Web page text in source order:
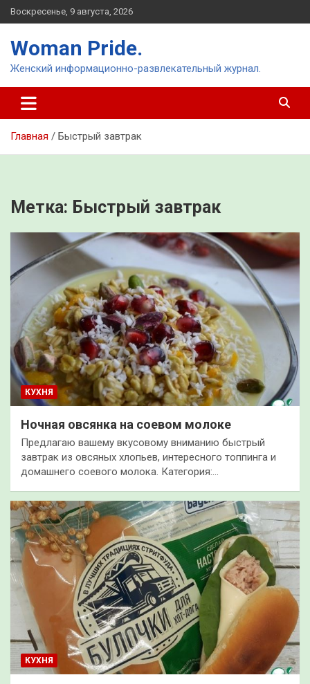
Перейти
к
Воскресенье, 9 августа, 2026
Woman Pride.
Женский информационно-развлекательный журнал.
Главная Быстрый завтрак
Метка: Быстрый завтрак
КУХНЯ
Ночная овсянка на соевом молоке
Предлагаю вашему вкусовому вниманию быстрый
завтрак из овсяных хлопьев, интересного топпинга и
домашнего соевого молока. Категория:…
КУХНЯ